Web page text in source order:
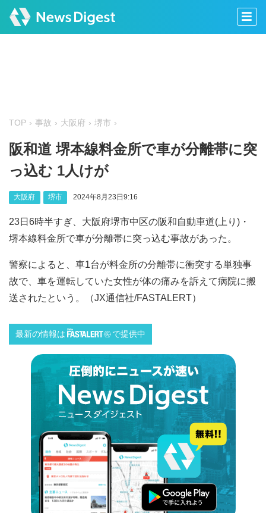
TOP 事故 大阪府 堺市
阪和道 堺本線料金所で車が分離帯に突
っ込む 1人けが
大阪府 堺市 2024年8月23日9:16
23日6時半すぎ、大阪府堺市中区の阪和自動車道(上り)・
堺本線料金所で車が分離帯に突っ込む事故があった。
警察によると、車1台が料金所の分離帯に衝突する単独事
故で、車を運転していた女性が体の痛みを訴えて病院に搬
送されたという。（JX通信社/FASTALERT）
最新の情報は で提供中